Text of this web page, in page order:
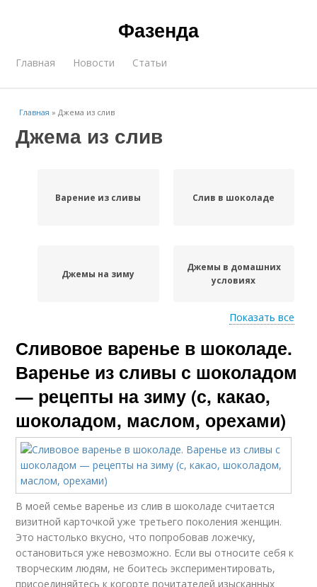
Фазенда
Главная Новости Статьи
Главная »Джема из слив
Джема из слив
Варение из сливы Слив в шоколаде
Джемы на зиму
Джемы в домашних
условиях
Повидло из слив Джемы из чернослива
Варение из слив
Показать все
Сливовое варенье в шоколаде.
Варенье из сливы с шоколадом
— рецепты на зиму (с, какао,
шоколадом, маслом, орехами)
В моей семье варенье из слив в шоколаде считается
визитной карточкой уже третьего поколения женщин.
Это настолько вкусно, что попробовав ложечку,
остановиться уже невозможно. Если вы относите себя к
творческим людям, не боитесь экспериментировать,
присоединяйтесь к когорте почитателей изысканных